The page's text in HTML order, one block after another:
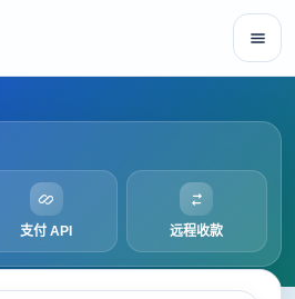
支付 API 远程收款